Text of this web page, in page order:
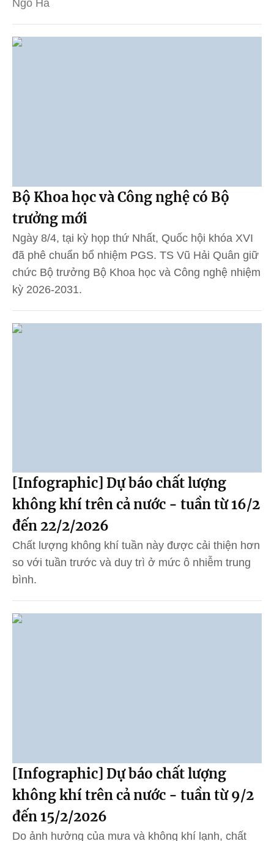
Ngô Hà
Bộ Khoa học và Công nghệ có Bộ
trưởng mới
Ngày 8/4, tại kỳ họp thứ Nhất, Quốc hội khóa XVI
đã phê chuẩn bổ nhiệm PGS. TS Vũ Hải Quân giữ
chức Bộ trưởng Bộ Khoa học và Công nghệ nhiệm
kỳ 2026-2031.
[Infographic] Dự báo chất lượng
không khí trên cả nước - tuần từ 16/2
đến 22/2/2026
Chất lượng không khí tuần này được cải thiện hơn
so với tuần trước và duy trì ở mức ô nhiễm trung
bình.
[Infographic] Dự báo chất lượng
không khí trên cả nước - tuần từ 9/2
đến 15/2/2026
Do ảnh hưởng của mưa và không khí lạnh, chất